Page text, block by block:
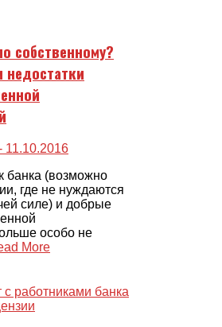
собственному?
недостатки
11.10.2016
банка (возможно
где не нуждаются
силе) и добрые
особо не
More